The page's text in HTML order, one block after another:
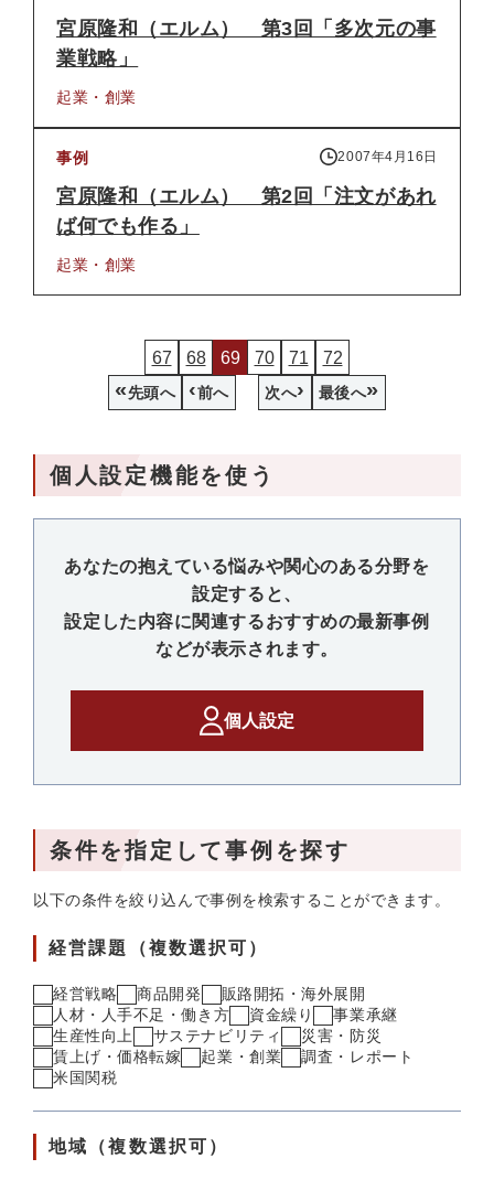
宮原隆和（エルム） 第3回「多次元の事
業戦略」
起業・創業
事例 2007年4月16日
宮原隆和（エルム） 第2回「注文があれ
ば何でも作る」
起業・創業
«先頭へ ‹前へ
67 68 69 70 71 72
次へ› 最後へ»
個人設定機能を使う
あなたの抱えている悩みや関心のある分野を
設定すると、
設定した内容に関連するおすすめの最新事例
などが表示されます。
個人設定
条件を指定して事例を探す
以下の条件を絞り込んで事例を検索することができます。
経営課題（複数選択可）
経営戦略 商品開発
販路開拓・海外展開
人材・人手不足・働き方
資金繰り
事業承継
生産性向上
サステナビリティ
災害・防災
賃上げ・価格転嫁
起業・創業
調査・レポート
米国関税
地域（複数選択可）